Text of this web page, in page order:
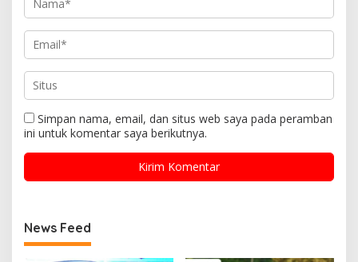
Simpan nama, email, dan situs web saya pada peramban
ini untuk komentar saya berikutnya.
News Feed